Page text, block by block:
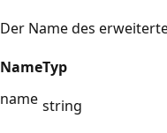
Der Name des
NameTyp
name string